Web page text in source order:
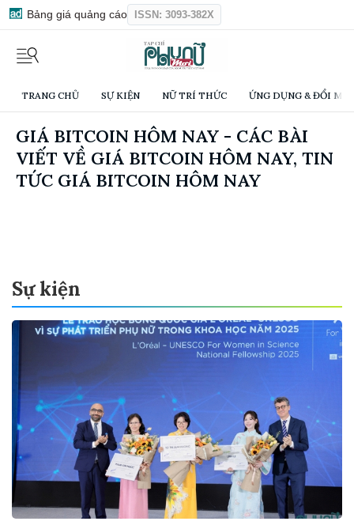
Bảng giá quảng cáo ISSN: 3093-382X
TRANG CHỦ SỰ KIỆN NỮ TRÍ THỨC ỨNG DỤNG & ĐỔI
GIÁ BITCOIN HÔM NAY - CÁC BÀI
VIẾT VỀ GIÁ BITCOIN HÔM NAY, TIN
TỨC GIÁ BITCOIN HÔM NAY
Sự kiện